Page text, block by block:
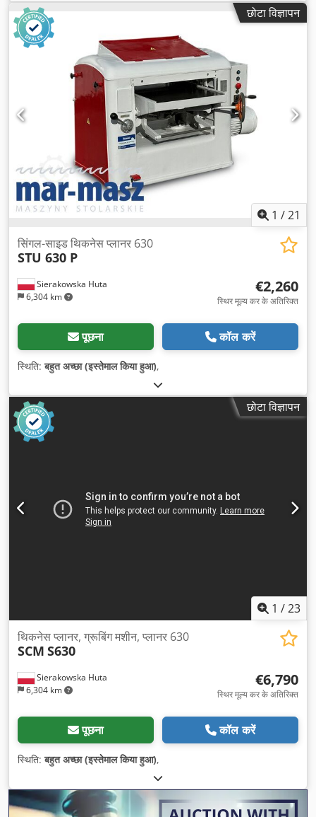
छोटा विज्ञापन
1 /21
Sierakowska Huta
6,304 km
सिंगल-साइड थिकनेस प्लानर 630
STU 630 P
€2,260
स्थिर मूल्य कर के अतिरिक्त
पूछना कॉल करें
स्थिति:बहुत अच्छा (इस्तेमाल किया हुआ),
छोटा विज्ञापन
1 /23
Sierakowska Huta
6,304 km
थिकनेस प्लानर, ग्रूबिंग मशीन, प्लानर 630
SCM S630
€6,790
स्थिर मूल्य कर के अतिरिक्त
पूछना कॉल करें
स्थिति:बहुत अच्छा (इस्तेमाल किया हुआ),